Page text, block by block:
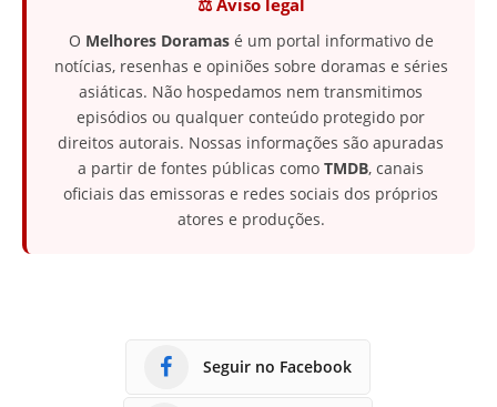
O Melhores Doramasé um portal informativo de
notícias, resenhas e opiniões sobre doramas e séries
asiáticas. Não hospedamos nem transmitimos
episódios ou qualquer conteúdo protegido por
direitos autorais. Nossas informações são apuradas
a partir de fontes públicas como TMDB, canais
oficiais das emissoras e redes sociais dos próprios
atores e produções.
Seguir no Facebook